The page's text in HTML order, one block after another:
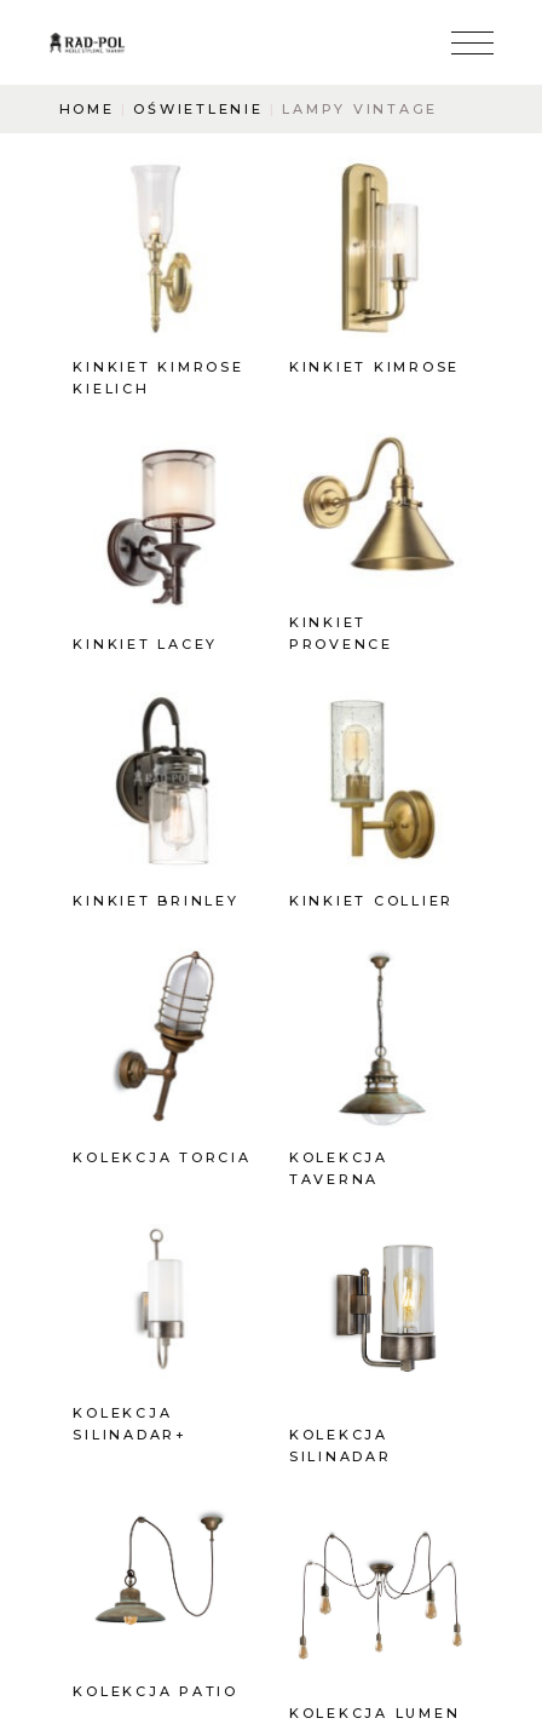
HOME OŚWIETLENIE LAMPY VINTAGE
KINKIET KIMROSE
KIELICH
KINKIET KIMROSE
KINKIET
PROVENCE
KINKIET LACEY
KINKIET BRINLEY KINKIET COLLIER
KOLEKCJA TORCIA
KOLEKCJA
TAVERNA
KOLEKCJA
SILINADAR+
KOLEKCJA
SILINADAR
KOLEKCJA PATIO
KOLEKCJA LUMEN